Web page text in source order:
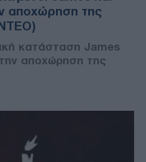
αποχώρηση της
κατάσταση James
αποχώρηση της